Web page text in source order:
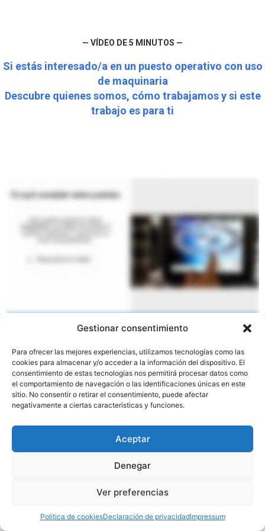
Gestionar consentimiento
Para ofrecer las mejores experiencias, utilizamos tecnologías como las
cookies para almacenar y/o acceder a la información del dispositivo. El
consentimiento de estas tecnologías nos permitirá procesar datos como
el comportamiento de navegación o las identificaciones únicas en este
sitio. No consentir o retirar el consentimiento, puede afectar
negativamente a ciertas características y funciones.
Aceptar
Denegar
Ver preferencias
Política de cookiesDeclaración de privacidadImpressum
— VÍDEO DE 5 MINUTOS —
Si estás interesado/a en un puesto operativo con uso
de maquinaria
Descubre quienes somos, cómo trabajamos y si este
trabajo es para ti
COGER CITA PARA LA SELECCIÓN